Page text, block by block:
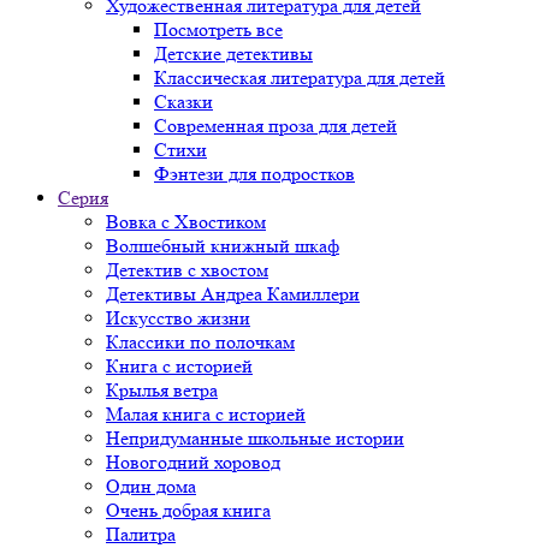
Художественная литература для детей
Посмотреть все
Детские детективы
Классическая литература для детей
Сказки
Современная проза для детей
Стихи
Фэнтези для подростков
Серия
Вовка с Хвостиком
Волшебный книжный шкаф
Детектив с хвостом
Детективы Андреа Камиллери
Искусство жизни
Классики по полочкам
Книга с историей
Крылья ветра
Малая книга с историей
Непридуманные школьные истории
Новогодний хоровод
Один дома
Очень добрая книга
Палитра